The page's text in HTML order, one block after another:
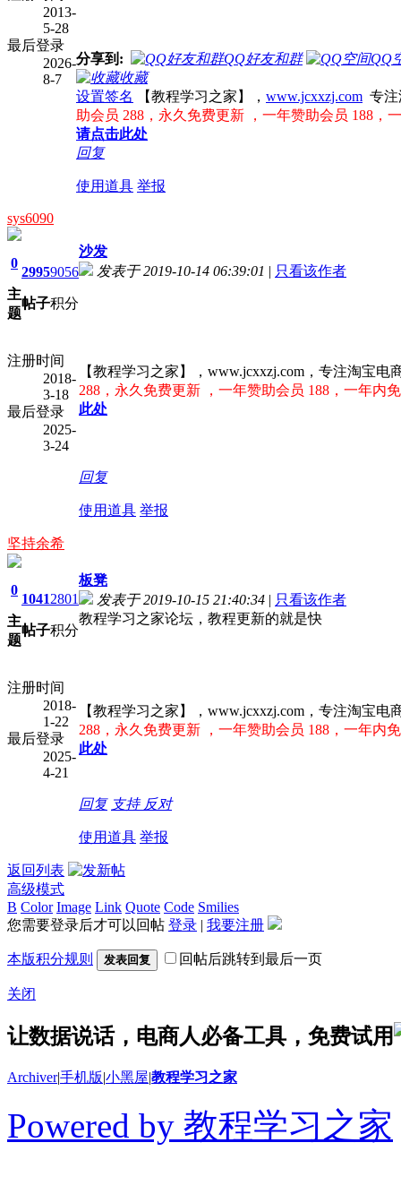
2013-
5-28
最后登录
2026-
8-7
分享到: QQ好友和群
QQ
收藏
设置签名
【教程学习之家】， www.jcxxzj.com 专
助会员 288，永久免费更新 ，一年赞助会员 188，
请点击此处
回复
使用道具 举报
sys6090
0
主
题
2995
帖子
9056
积分
注册时间
2018-
3-18
最后登录
2025-
3-24
沙发
发表于 2019-10-14 06:39:01 | 只看该作者
【教程学习之家】，www.jcxxzj.com，专注淘宝
288，永久免费更新 ，一年赞助会员 188，一年内
此处
回复
使用道具 举报
坚持余希
0
主
题
1041
帖子
2801
积分
注册时间
2018-
1-22
最后登录
2025-
4-21
板凳
发表于 2019-10-15 21:40:34 | 只看该作者
教程学习之家论坛，教程更新的就是快
【教程学习之家】，www.jcxxzj.com，专注淘宝
288，永久免费更新 ，一年赞助会员 188，一年内
此处
回复 支持 反对
使用道具 举报
返回列表
高级模式
B Color Image Link Quote Code Smilies
您需要登录后才可以回帖 登录 | 我要注册
本版积分规则 发表回复 回帖后跳转到最后一页
关闭
让数据说话，电商人必备工具，免费试用
Archiver|手机版|小黑屋|教程学习之家
Powered by 教程学习之家